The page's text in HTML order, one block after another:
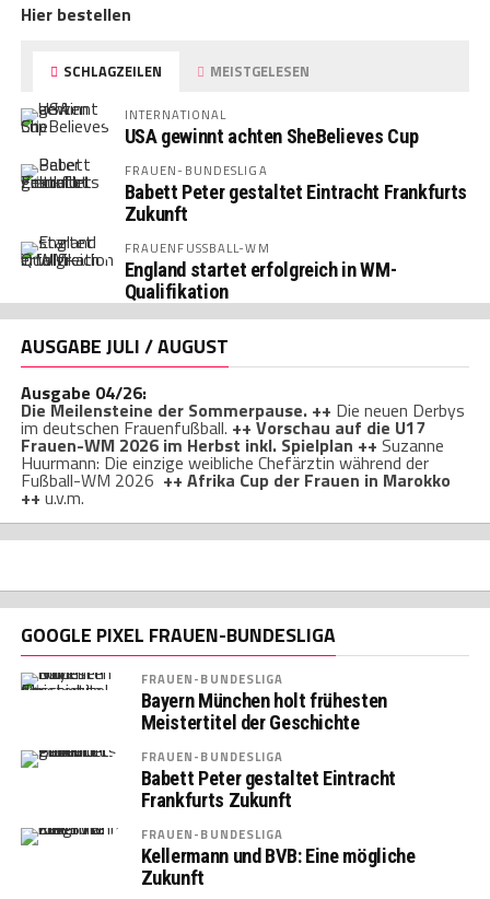
Hier bestellen
SCHLAGZEILEN MEISTGELESEN
INTERNATIONAL
USA gewinnt achten SheBelieves Cup
FRAUEN-BUNDESLIGA
Babett Peter gestaltet Eintracht Frankfurts
Zukunft
FRAUENFUSSBALL-WM
England startet erfolgreich in WM-
Qualifikation
AUSGABE JULI / AUGUST
Ausgabe 04/26:
Die Meilensteine der Sommerpause. ++ Die neuen Derbys
im deutschen Frauenfußball. ++ Vorschau auf die U17
Frauen-WM 2026 im Herbst inkl. Spielplan ++ Suzanne
Huurmann: Die einzige weibliche Chefärztin während der
Fußball-WM 2026 ++ Afrika Cup der Frauen in Marokko
++ u.v.m.
GOOGLE PIXEL FRAUEN-BUNDESLIGA
FRAUEN-BUNDESLIGA
Bayern München holt frühesten
Meistertitel der Geschichte
FRAUEN-BUNDESLIGA
Babett Peter gestaltet Eintracht
Frankfurts Zukunft
FRAUEN-BUNDESLIGA
Kellermann und BVB: Eine mögliche
Zukunft